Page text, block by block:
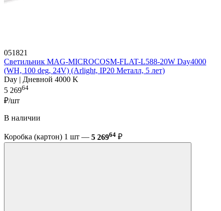
051821
Светильник MAG-MICROCOSM-FLAT-L588-20W Day4000
(WH, 100 deg, 24V) (Arlight, IP20 Металл, 5 лет)
Day | Дневной 4000 K
5 26964
₽/шт
В наличии
Коробка (картон) 1 шт — 5 26964 ₽